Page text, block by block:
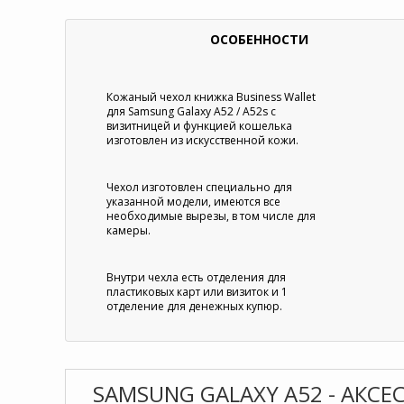
ОСОБЕННОСТИ
Кожаный чехол книжка Business Wallet
для Samsung Galaxy A52 / A52s с
визитницей и функцией кошелька
изготовлен из искусственной кожи.
Чехол изготовлен специально для
указанной модели, имеются все
необходимые вырезы, в том числе для
камеры.
Внутри чехла есть отделения для
пластиковых карт или визиток и 1
отделение для денежных купюр.
SAMSUNG GALAXY A52 -